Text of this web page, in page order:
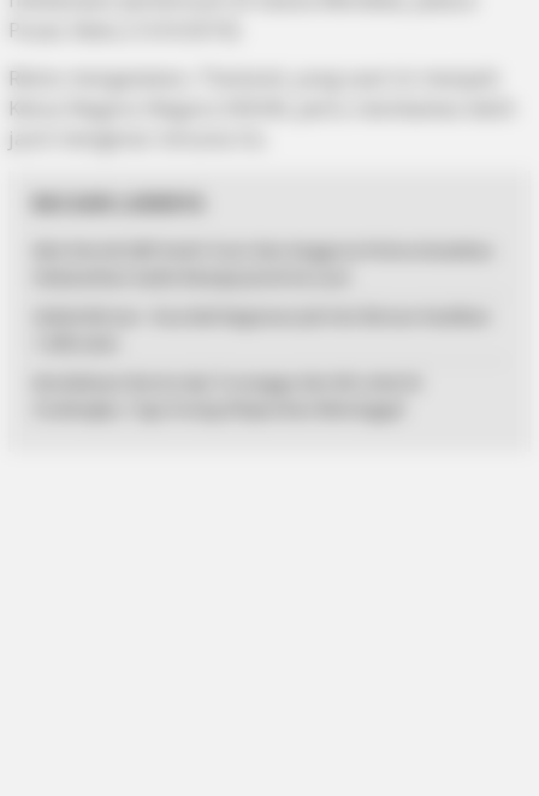
Retno mengatakan, Thailand, yang saat ini menjadi
Ketua Negara-Negara ASEAN, perlu membahas lebih
jauh mengenai rencana itu.